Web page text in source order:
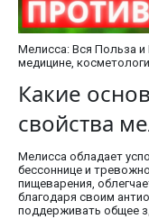
Мелисса: Вся Польза
медицине,
Какие
свойства
Мелисса обладает
бессоннице и
пищеварения,
благодаря своим
поддерживать общее